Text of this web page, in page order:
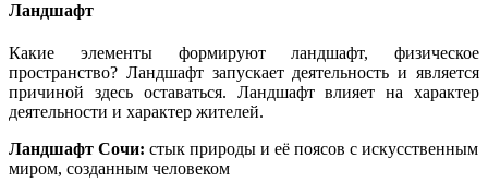
Ландшафт
Какие элементы формируют ландшафт, физическое
пространство? Ландшафт запускает деятельность и является
причиной здесь оставаться. Ландшафт влияет на характер
деятельности и характер жителей.
Ландшафт Сочи: стык природы и её поясов с искусственным
миром, созданным человеком